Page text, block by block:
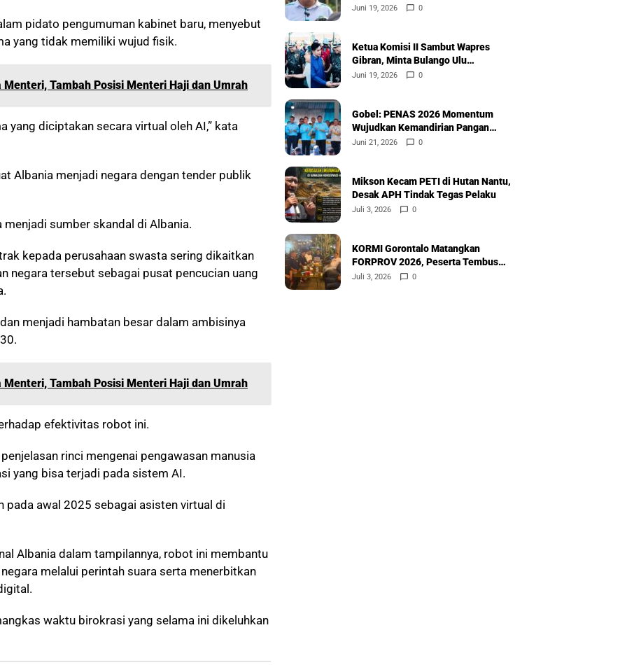
pidato pengumuman kabinet baru, menyebut
yang tidak memiliki wujud fisik.
Tambah Posisi Menteri Haji dan Umrah
yang diciptakan secara virtual oleh AI,” kata
Albania menjadi negara dengan tender publik
sumber skandal di Albania.
kepada perusahaan swasta sering dikaitkan
negara tersebut sebagai pusat pencucian uang
menjadi hambatan besar dalam ambisinya
Tambah Posisi Menteri Haji dan Umrah
efektivitas robot ini.
rinci mengenai pengawasan manusia
yang bisa terjadi pada sistem AI.
pada awal 2025 sebagai asisten virtual di
Albania dalam tampilannya, robot ini membantu
melalui perintah suara serta menerbitkan
waktu birokrasi yang selama ini dikeluhkan
Juni 19, 2026 0
Ketua Komisi II Sambut Wapres
Gibran, Minta Bulango Ulu
Diprioritaskan
Juni 19, 2026 0
Gobel: PENAS 2026 Momentum
Wujudkan Kemandirian Pangan
Nasional
Juni 21, 2026 0
Mikson Kecam PETI di Hutan Nantu,
Desak APH Tindak Tegas Pelaku
Juli 3, 2026 0
KORMI Gorontalo Matangkan
FORPROV 2026, Peserta Tembus
600
Juli 3, 2026 0